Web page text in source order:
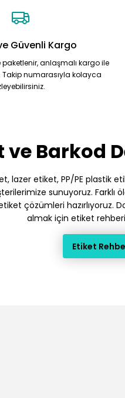
ve Güvenli Kargo
paketlenir, anlaşmalı kargo ile
Takip numarasıyla kolayca
ve Barkod
lazer etiket, PP/PE plastik
sunuyoruz. Farklı
çözümleri hazırlıyoruz.
almak için etiket
Etiket